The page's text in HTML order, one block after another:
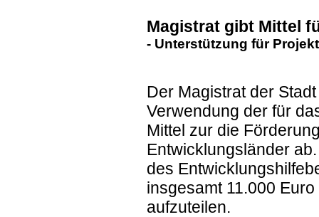
Magistrat gibt Mittel
- Unterstützung für
Der Magistrat der
Verwendung der für
Mittel zur die
Entwicklungsländer
des
insgesamt 11.000
aufzuteilen.